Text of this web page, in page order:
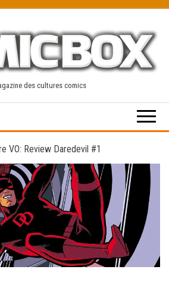
des cultures comics
VO: Review Daredevil #1